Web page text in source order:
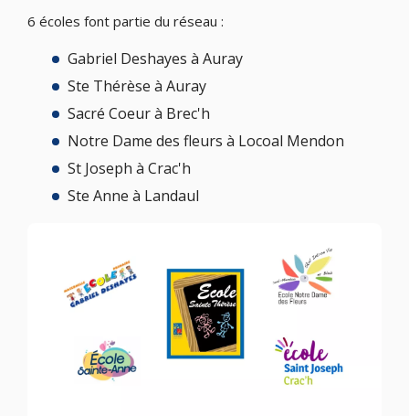
6 écoles font partie du réseau :
Gabriel Deshayes à Auray
Ste Thérèse à Auray
Sacré Coeur à Brec'h
Notre Dame des fleurs à Locoal Mendon
St Joseph à Crac'h
Ste Anne à Landaul